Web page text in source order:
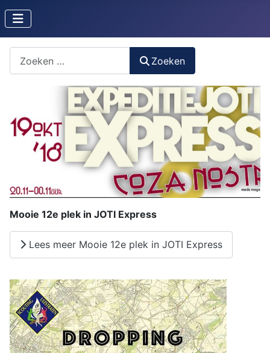
Zoeken
Mooie 12e plek in JOTI Express
Lees meer Mooie 12e plek in JOTI Express